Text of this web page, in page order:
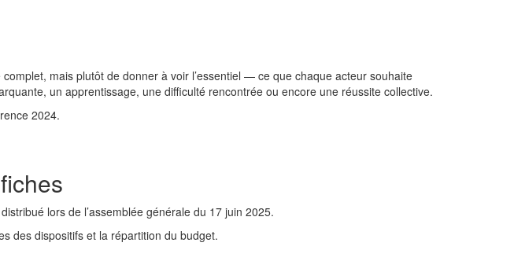
complet, mais plutôt de donner à voir l’essentiel — ce que chaque acteur souhaite
un apprentissage, une difficulté rencontrée ou encore une réussite collective.
2024.
lors de l’assemblée générale du 17 juin 2025.
des dispositifs et la répartition du budget.